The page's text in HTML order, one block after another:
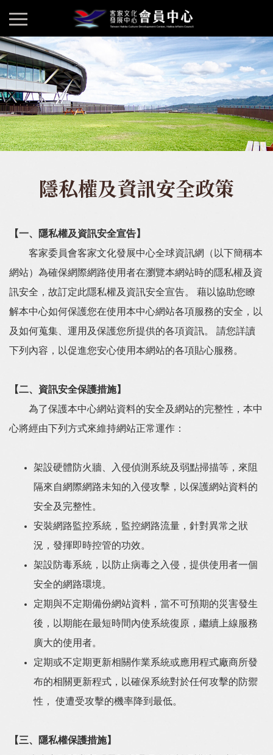
隱私權及資訊安全政策
【一、隱私權及資訊安全宣告】
客家委員會客家文化發展中心全球資訊網（以下簡稱本
網站）為確保網際網路使用者在瀏覽本網站時的隱私權及資
訊安全，故訂定此隱私權及資訊安全宣告。 藉以協助您瞭
解本中心如何保護您在使用本中心網站各項服務的安全，以
及如何蒐集、運用及保護您所提供的各項資訊。 請您詳讀
下列內容，以促進您安心使用本網站的各項貼心服務。
【二、資訊安全保護措施】
為了保護本中心網站資料的安全及網站的完整性，本中
心將經由下列方式來維持網站正常運作：
架設硬體防火牆、入侵偵測系統及弱點掃描等，來阻
隔來自網際網路未知的入侵攻擊，以保護網站資料的
安全及完整性。
安裝網路監控系統，監控網路流量，針對異常之狀
況，發揮即時控管的功效。
架設防毒系統，以防止病毒之入侵，提供使用者一個
安全的網路環境。
定期與不定期備份網站資料，當不可預期的災害發生
後，以期能在最短時間內使系統復原，繼續上線服務
廣大的使用者。
定期或不定期更新相關作業系統或應用程式廠商所發
布的相關更新程式，以確保系統對於任何攻擊的防禦
性， 使遭受攻擊的機率降到最低。
【三、隱私權保護措施】